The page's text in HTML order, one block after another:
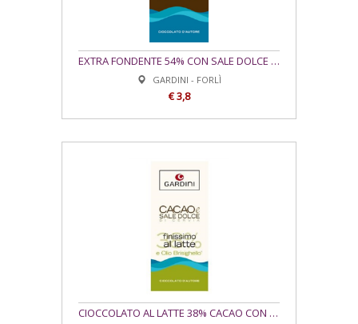
EXTRA FONDENTE 54% CON SALE DOLCE DI CERVIA 50 gr
GARDINI - FORLÌ
€ 3,8
CIOCCOLATO AL LATTE 38% CACAO CON SALE DOLCE DI CERVIA E OLIO BRISIGHELLO